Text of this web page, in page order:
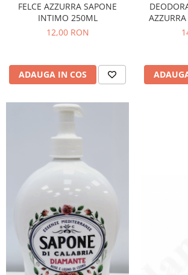
FELCE AZZURRA SAPONE
INTIMO 250ML
12,00 RON
ADAUGA IN COS